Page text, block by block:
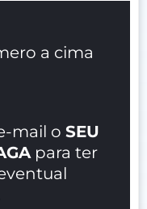
a cima
mail o SEU
para ter